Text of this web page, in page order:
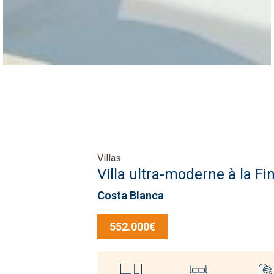
Villas
Villa ultra-moderne à la
Costa Blanca
552.000€